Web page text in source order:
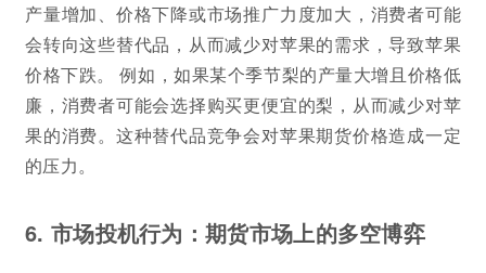
产量增加、价格下降或市场推广力度加大，消费者可能
会转向这些替代品，从而减少对苹果的需求，导致苹果
价格下跌。 例如，如果某个季节梨的产量大增且价格低
廉，消费者可能会选择购买更便宜的梨，从而减少对苹
果的消费。这种替代品竞争会对苹果期货价格造成一定
的压力。
6. 市场投机行为：期货市场上的多空博弈